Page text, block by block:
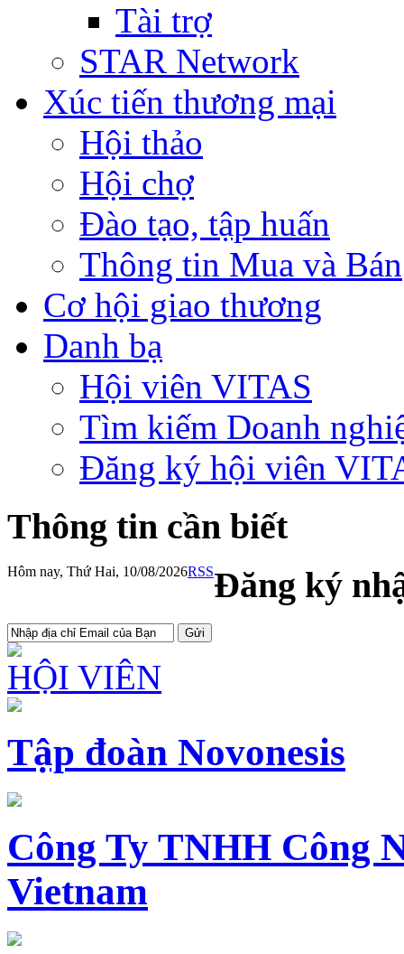
Tài trợ
STAR Network
Xúc tiến thương mại
Hội thảo
Hội chợ
Đào tạo, tập huấn
Thông tin Mua và Bán
Cơ hội giao thương
Danh bạ
Hội viên VITAS
Tìm kiếm Doanh
Đăng ký hội viên
Thông tin cần biết
Hôm nay, Thứ Hai, 10/08/2026RSSĐăng ký
HỘI VIÊN
Tập đoàn Novonesis
Công Ty TNHH Công
Vietnam